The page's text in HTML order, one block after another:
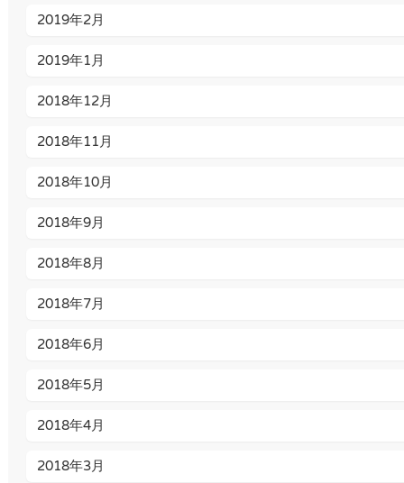
2019年2月
2019年1月
2018年12月
2018年11月
2018年10月
2018年9月
2018年8月
2018年7月
2018年6月
2018年5月
2018年4月
2018年3月